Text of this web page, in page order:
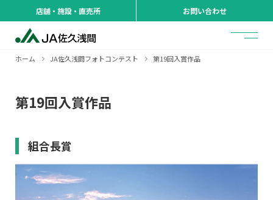
店舗・施設・直売所 お問い合わせ
ホーム JA佐久浅間フォトコンテスト 第19回入賞作品
第19回入賞作品
組合長賞